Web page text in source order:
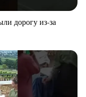
дорогу из-за